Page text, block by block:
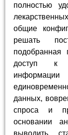
полностью
общие
решать
подобранная
доступ к
данных,
спроса и
основании
выводить